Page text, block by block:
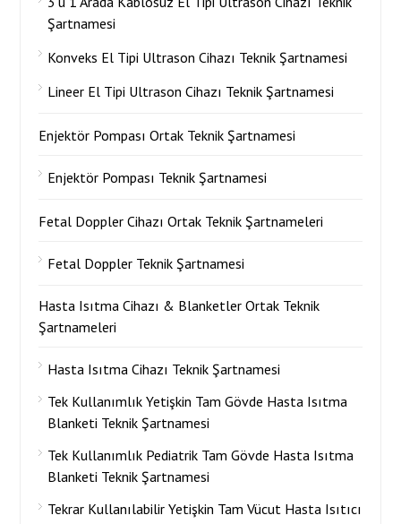
Şartnamesi
Konveks El Tipi Ultrason Cihazı Teknik Şartnamesi
Lineer El Tipi Ultrason Cihazı Teknik Şartnamesi
Enjektör Pompası Ortak Teknik Şartnamesi
Enjektör Pompası Teknik Şartnamesi
Fetal Doppler Cihazı Ortak Teknik Şartnameleri
Fetal Doppler Teknik Şartnamesi
Hasta Isıtma Cihazı & Blanketler Ortak Teknik
Şartnameleri
Hasta Isıtma Cihazı Teknik Şartnamesi
Tek Kullanımlık Yetişkin Tam Gövde Hasta Isıtma
Blanketi Teknik Şartnamesi
Tek Kullanımlık Pediatrik Tam Gövde Hasta Isıtma
Blanketi Teknik Şartnamesi
Tekrar Kullanılabilir Yetişkin Tam Vücut Hasta Isıtıcı